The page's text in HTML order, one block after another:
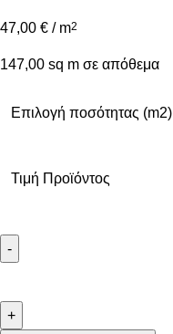
47,00 € / m2
147,00 sq m σε απόθεμα
Επιλογή ποσότητας (m2)
Τιμή Προϊόντος